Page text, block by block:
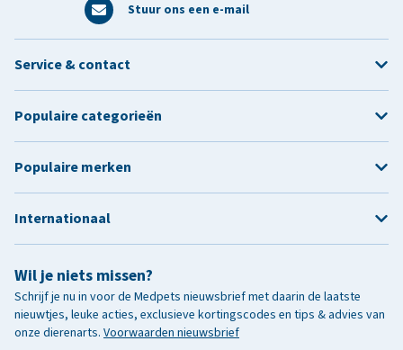
Stuur ons een e-mail
Wil je niets missen?
Schrijf je nu in voor de Medpets nieuwsbrief met daarin de laatste
nieuwtjes, leuke acties, exclusieve kortingscodes en tips & advies van
onze dierenarts. Voorwaarden nieuwsbrief
Service & contact
Populaire categorieën
Populaire merken
Internationaal